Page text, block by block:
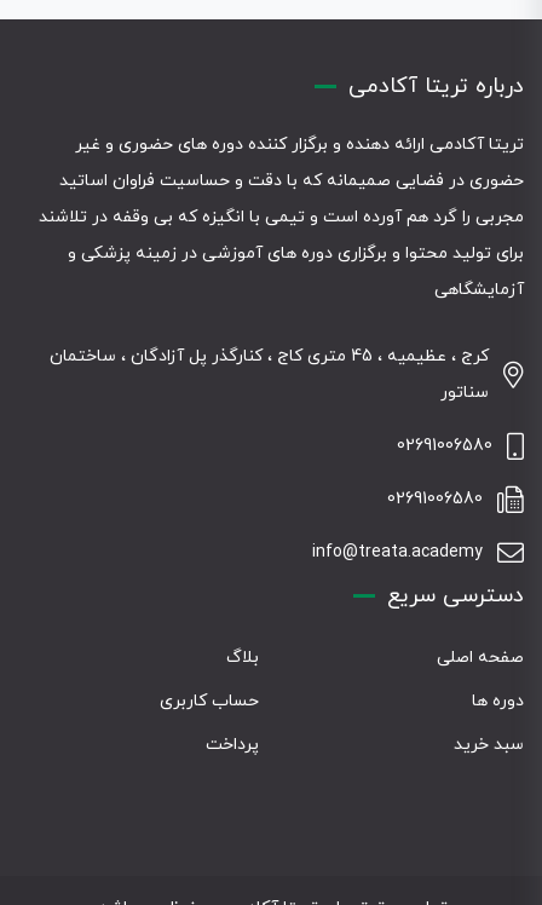
درباره تریتا آکادمی
تریتا آکادمی ارائه دهنده و برگزار کننده دوره های حضوری و غیر
حضوری در فضایی صمیمانه که با دقت و حساسیت فراوان اساتید
مجربی را گرد هم آورده است و تیمی با انگیزه که بی وقفه در تلاشند
برای تولید محتوا و برگزاری دوره های آموزشی در زمینه پزشکی و
آزمایشگاهی
کرج ، عظیمیه ، 45 متری کاج ، کنارگذر پل آزادگان ، ساختمان
سناتور
02691006580
02691006580
info@treata.academy
دسترسی سریع
صفحه اصلی
بلاگ
دوره ها
حساب کاربری
سبد خرید
پرداخت